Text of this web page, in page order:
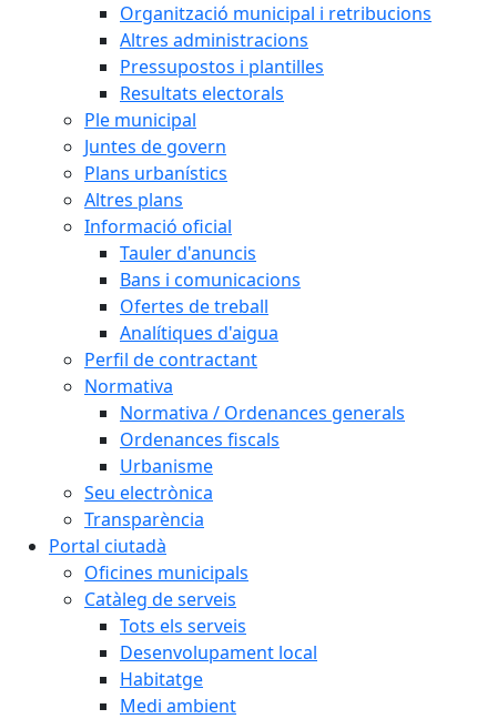
Organització municipal i retribucions
Altres administracions
Pressupostos i plantilles
Resultats electorals
Ple municipal
Juntes de govern
Plans urbanístics
Altres plans
Informació oficial
Tauler d'anuncis
Bans i comunicacions
Ofertes de treball
Analítiques d'aigua
Perfil de contractant
Normativa
Normativa / Ordenances generals
Ordenances fiscals
Urbanisme
Seu electrònica
Transparència
Portal ciutadà
Oficines municipals
Catàleg de serveis
Tots els serveis
Desenvolupament local
Habitatge
Medi ambient